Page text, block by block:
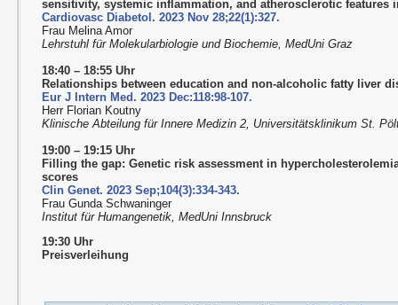
sensitivity, systemic inflammation, and atherosclerotic features
Cardiovasc Diabetol. 2023 Nov 28;22(1):327.
Frau Melina Amor
Lehrstuhl für Molekularbiologie und Biochemie, MedUni Graz
18:40 – 18:55 Uhr
Relationships between education and non-alcoholic fatty liver
Eur J Intern Med. 2023 Dec:118:98-107.
Herr Florian Koutny
Klinische Abteilung für Innere Medizin 2, Universitätsklinikum St.
19:00 – 19:15 Uhr
Filling the gap: Genetic risk assessment in
scores
Clin Genet. 2023 Sep;104(3):334-343.
Frau Gunda Schwaninger
Institut für Humangenetik, MedUni Innsbruck
19:30 Uhr
Preisverleihung